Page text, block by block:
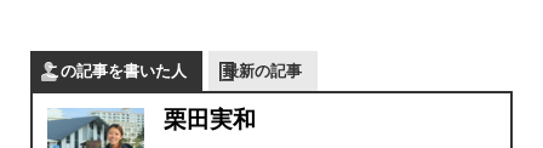
この記事を書いた人 最新の記事
栗田実和